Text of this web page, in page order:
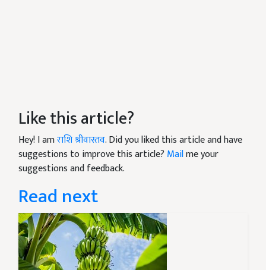
Like this article?
Hey! I amराशि श्रीवास्तव. Did you liked this article and have
suggestions to improve this article? Mailme your
suggestions and feedback.
Read next